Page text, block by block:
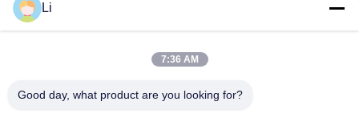
Snap Action Type KSD301 Bimetal Thermostat AC 125V 250V
Power Rated
लोकप्रिय श्रेणियां
Li
7:36 AM
Good day, what product are you looking for?